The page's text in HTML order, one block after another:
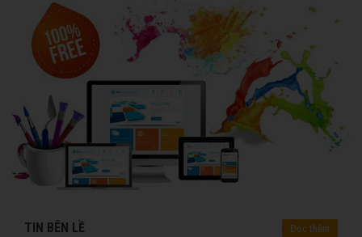
TIN BÊN LỀ Đọc thêm